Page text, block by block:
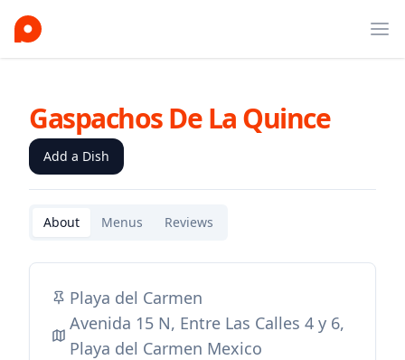
Gaspachos De La Quince
Add a Dish
About Menus Reviews
Playa del Carmen
Avenida 15 N, Entre Las Calles 4 y 6,
Playa del Carmen Mexico